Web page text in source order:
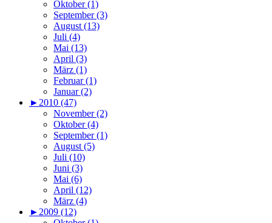
Oktober (1)
September (3)
August (13)
Juli (4)
Mai (13)
April (3)
März (1)
Februar (1)
Januar (2)
► 2010 (47)
November (2)
Oktober (4)
September (1)
August (5)
Juli (10)
Juni (3)
Mai (6)
April (12)
März (4)
► 2009 (12)